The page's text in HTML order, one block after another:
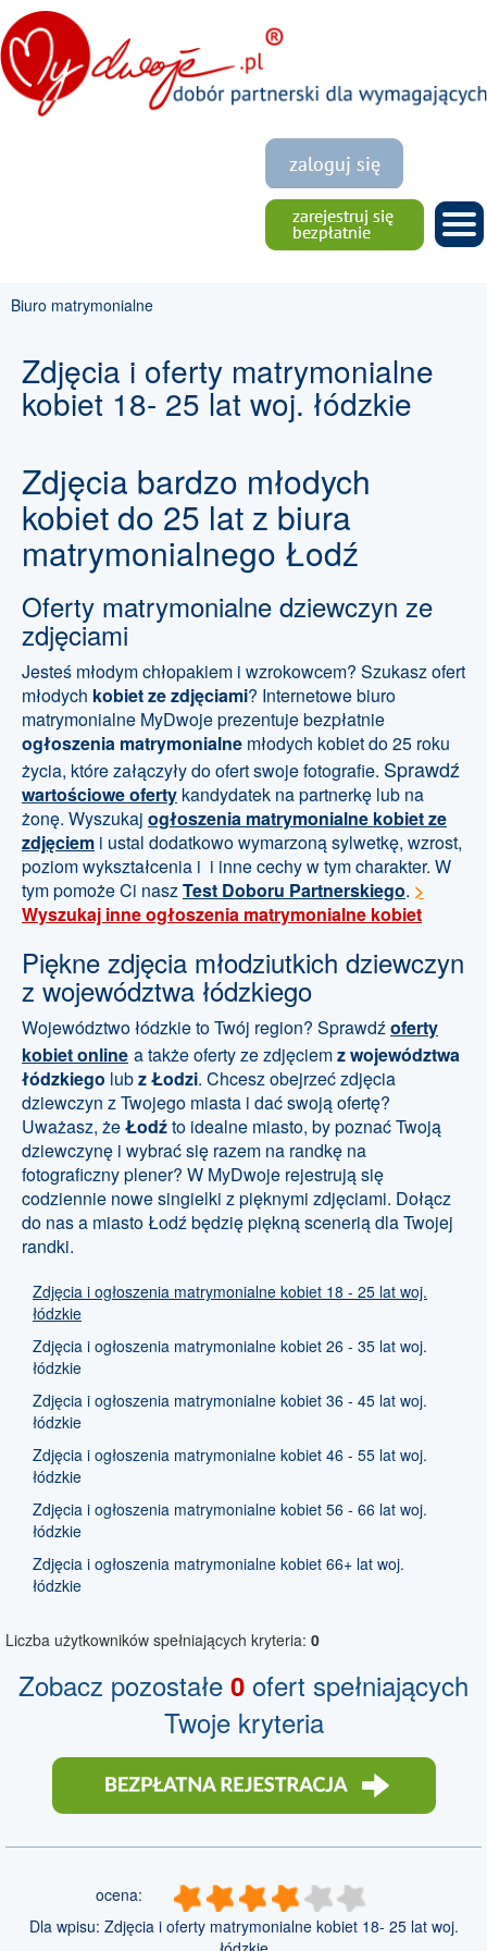
Biuro matrymonialne
Zdjęcia i oferty matrymonialne
kobiet 18- 25 lat woj. łódzkie
Zdjęcia bardzo młodych
kobiet do 25 lat z biura
matrymonialnego Łodź
Oferty matrymonialne dziewczyn ze
zdjęciami
Jesteś młodym chłopakiem i wzrokowcem? Szukasz ofert
młodych kobiet ze zdjęciami? Internetowe biuro
matrymonialne MyDwoje prezentuje bezpłatnie
ogłoszenia matrymonialne młodych kobiet do 25 roku
życia, które załączyły do ofert swoje fotografie. Sprawdź
wartościowe oferty kandydatek na partnerkę lub na
żonę. Wyszukaj ogłoszenia matrymonialne kobiet ze
zdjęciem i ustal dodatkowo wymarzoną sylwetkę, wzrost,
poziom wykształcenia i i inne cechy w tym charakter. W
tym pomoże Ci naszTest Doboru Partnerskiego. >
Wyszukaj inne ogłoszenia matrymonialne kobiet
Piękne zdjęcia młodziutkich dziewczyn
z województwa łódzkiego
Województwo łódzkie to Twój region? Sprawdźoferty
kobiet online a także oferty ze zdjęciemz województwa
łódzkiego lubz Łodzi. Chcesz obejrzeć zdjęcia
dziewczyn z Twojego miasta i dać swoją ofertę?
Uważasz, żeŁodźto idealne miasto, by poznać Twoją
dziewczynę i wybrać się razem na randkę na
fotograficzny plener? W MyDwoje rejestrują się
codziennie nowe singielki z pięknymi zdjęciami. Dołącz
do nas a miasto Łodź będzię piękną scenerią dla Twojej
randki.
Zdjęcia i ogłoszenia matrymonialne kobiet 18 - 25 lat woj.
łódzkie
Zdjęcia i ogłoszenia matrymonialne kobiet 26 - 35 lat woj.
łódzkie
Zdjęcia i ogłoszenia matrymonialne kobiet 36 - 45 lat woj.
łódzkie
Zdjęcia i ogłoszenia matrymonialne kobiet 46 - 55 lat woj.
łódzkie
Zdjęcia i ogłoszenia matrymonialne kobiet 56 - 66 lat woj.
łódzkie
Zdjęcia i ogłoszenia matrymonialne kobiet 66+ lat woj.
łódzkie
Liczba użytkowników spełniających kryteria: 0
Zobacz pozostałe 0 ofert spełniających
Twoje kryteria
ocena:
Dla wpisu: Zdjęcia i oferty matrymonialne kobiet 18- 25 lat woj.